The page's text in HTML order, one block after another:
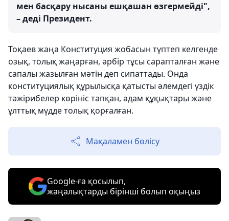
мен басқару нысаны ешқашан өзгермейді",
– деді Президент.
Тоқаев жаңа Конституция жобасын түптеп келгенде
озық, толық жаңарған, әрбір тұсы сарапталған және
сапалы жазылған мәтін деп сипаттады. Онда
конституциялық құрылысқа қатысты әлемдегі үздік
тәжірибелер көрініс тапқан, адам құқықтары және
ұлттық мүдде толық қорғалған.
Мақаламен бөлісу
Google-ға қосылып,
жаңалықтарды бірінші болып оқыңыз